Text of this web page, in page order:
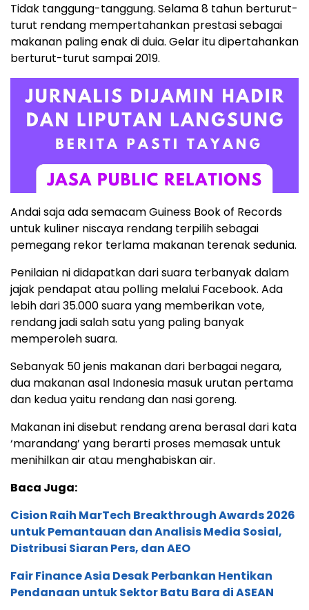
Tidak tanggung-tanggung. Selama 8 tahun berturut-
turut rendang mempertahankan prestasi sebagai
makanan paling enak di duia. Gelar itu dipertahankan
berturut-turut sampai 2019.
Andai saja ada semacam Guiness Book of Records
untuk kuliner niscaya rendang terpilih sebagai
pemegang rekor terlama makanan terenak sedunia.
Penilaian ni didapatkan dari suara terbanyak dalam
jajak pendapat atau polling melalui Facebook. Ada
lebih dari 35.000 suara yang memberikan vote,
rendang jadi salah satu yang paling banyak
memperoleh suara.
Sebanyak 50 jenis makanan dari berbagai negara,
dua makanan asal Indonesia masuk urutan pertama
dan kedua yaitu rendang dan nasi goreng.
Makanan ini disebut rendang arena berasal dari kata
‘marandang’ yang berarti proses memasak untuk
menihilkan air atau menghabiskan air.
Baca Juga:
Cision Raih MarTech Breakthrough Awards 2026
untuk Pemantauan dan Analisis Media Sosial,
Distribusi Siaran Pers, dan AEO
Fair Finance Asia Desak Perbankan Hentikan
Pendanaan untuk Sektor Batu Bara di ASEAN